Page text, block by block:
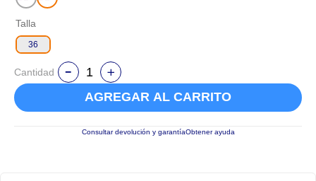
Talla
36
Cantidad
AGREGAR AL CARRITO
Consultar devolución y garantíaObtener ayuda